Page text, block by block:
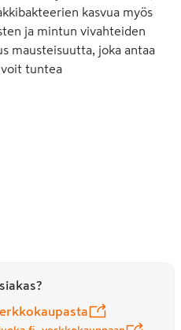
kasvua myös
ja mintun vivahteiden
mausteisuutta, joka antaa
tuntea